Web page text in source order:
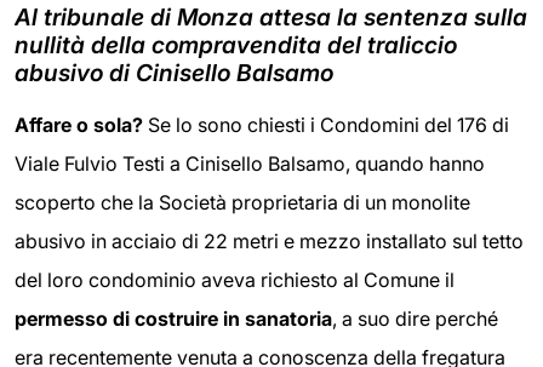
Al tribunale di Monza attesa la sentenza sulla
nullità della compravendita del traliccio
abusivo di Cinisello Balsamo
Affare o sola? Se lo sono chiesti i Condomini del 176 di
Viale Fulvio Testi a Cinisello Balsamo, quando hanno
scoperto che la Società proprietaria di un monolite
abusivo in acciaio di 22 metri e mezzo installato sul tetto
del loro condominio aveva richiesto al Comune il
permesso di costruire in sanatoria, a suo dire perché
era recentemente venuta a conoscenza della fregatura